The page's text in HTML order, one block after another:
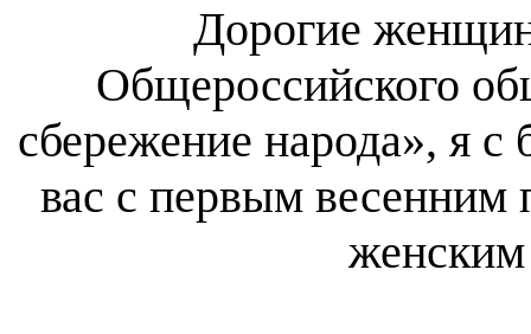
Дорогие
Общероссийского
сбережение народа», я
вас с первым